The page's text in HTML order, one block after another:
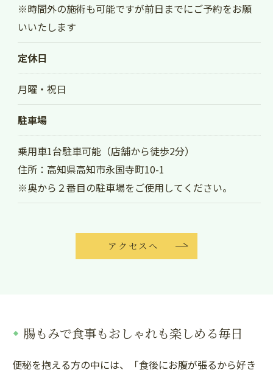
※時間外の施術も可能ですが前日までにご予約をお願
いいたします
定休日
月曜・祝日
駐車場
乗用車1台駐車可能（店舗から徒歩2分）
住所：高知県高知市永国寺町10-1
※奥から２番目の駐車場をご使用してください。
アクセスへ
腸もみで食事もおしゃれも楽しめる毎日
便秘を抱える方の中には、「食後にお腹が張るから好き